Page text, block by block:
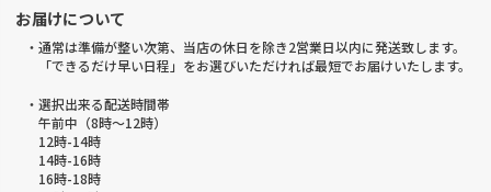
お届けについて
・通常は準備が整い次第、当店の休日を除き2営業日以内に発送致します。
「できるだけ早い日程」をお選びいただければ最短でお届けいたします。
・選択出来る配送時間帯
午前中（8時～12時）
12時-14時
14時-16時
16時-18時